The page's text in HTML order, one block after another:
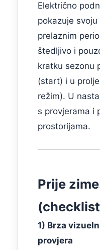
Električno
pokazuje
prelaznim
štedljivo i
kratku sezonu
(start) i u
režim). U
s provjerama i
prostorijama.
Prije
1) Brza
provjera